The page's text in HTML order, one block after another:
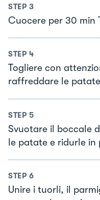
STEP 3
Cuocere per 30 min
STEP 4
Togliere con
raffreddare le
STEP 5
Svuotare il boccale
le patate e ridurle in
STEP 6
Unire i tuorli, il